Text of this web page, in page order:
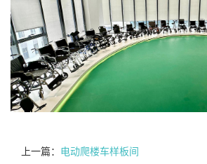
上一篇： 电动爬楼车样板间